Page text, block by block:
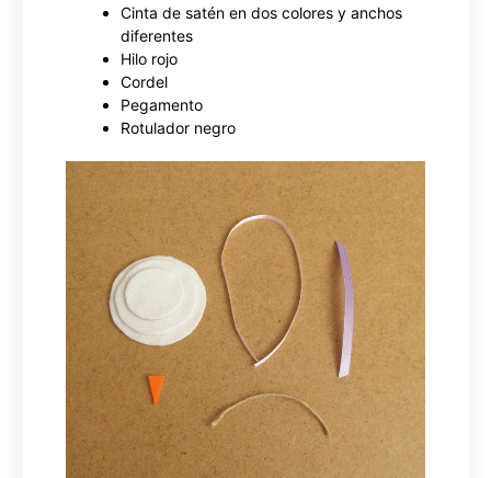
Cinta de satén en dos colores y anchos
diferentes
Hilo rojo
Cordel
Pegamento
Rotulador negro